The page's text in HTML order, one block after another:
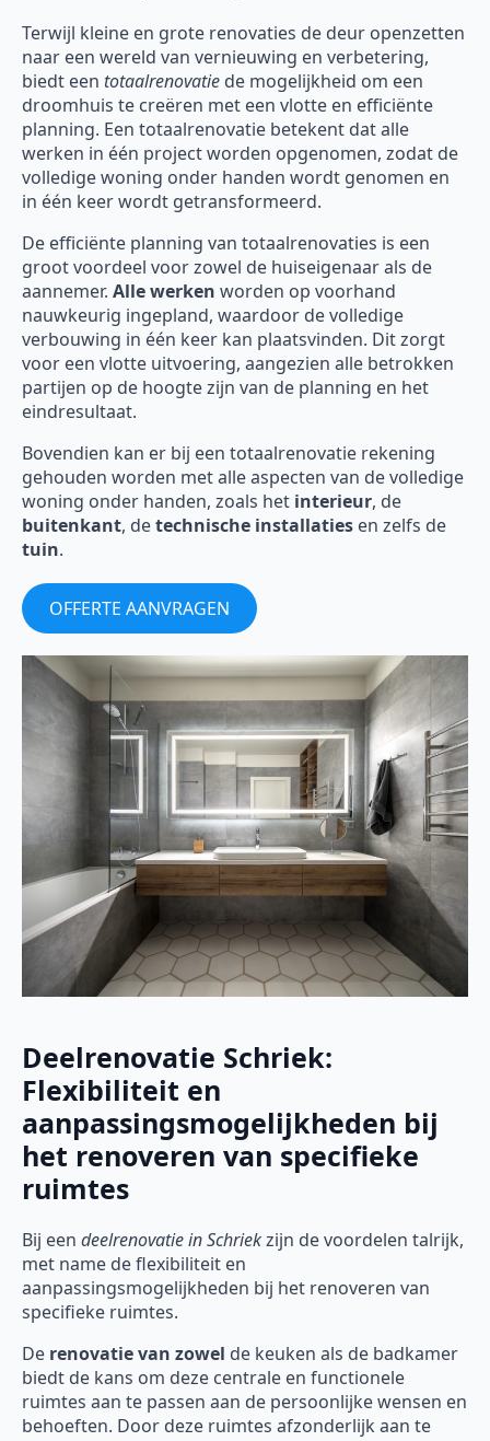
Terwijl kleine en grote renovaties de deur openzetten
naar een wereld van vernieuwing en verbetering,
biedt een totaalrenovatie de mogelijkheid om een
droomhuis te creëren met een vlotte en efficiënte
planning. Een totaalrenovatie betekent dat alle
werken in één project worden opgenomen, zodat de
volledige woning onder handen wordt genomen en
in één keer wordt getransformeerd.
De efficiënte planning van totaalrenovaties is een
groot voordeel voor zowel de huiseigenaar als de
aannemer. Alle werken worden op voorhand
nauwkeurig ingepland, waardoor de volledige
verbouwing in één keer kan plaatsvinden. Dit zorgt
voor een vlotte uitvoering, aangezien alle betrokken
partijen op de hoogte zijn van de planning en het
eindresultaat.
Bovendien kan er bij een totaalrenovatie rekening
gehouden worden met alle aspecten van de volledige
woning onder handen, zoals het interieur, de
buitenkant, detechnische installaties en zelfs de
tuin.
OFFERTE AANVRAGEN
Deelrenovatie Schriek:
Flexibiliteit en
aanpassingsmogelijkheden bij
het renoveren van specifieke
ruimtes
Bij een deelrenovatiein Schriekzijn de voordelen talrijk,
met name de flexibiliteit en
aanpassingsmogelijkheden bij het renoveren van
specifieke ruimtes.
De renovatie van zowel de keuken als de badkamer
biedt de kans om deze centrale en functionele
ruimtes aan te passen aan de persoonlijke wensen en
behoeften. Door deze ruimtes afzonderlijk aan te